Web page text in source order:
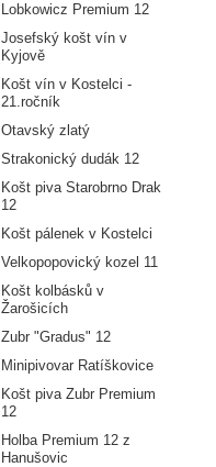
Lobkowicz Premium 12
Josefský košt vín v
Kyjově
Košt vín v Kostelci -
21.ročník
Otavský zlatý
Strakonický dudák 12
Košt piva Starobrno Drak
12
Košt pálenek v Kostelci
Velkopopovický kozel 11
Košt kolbásků v
Žarošicích
Zubr "Gradus" 12
Minipivovar Ratíškovice
Košt piva Zubr Premium
12
Holba Premium 12 z
Hanušovic